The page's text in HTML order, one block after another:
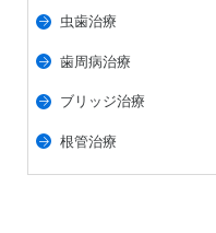
虫歯治療
歯周病治療
ブリッジ治療
根管治療